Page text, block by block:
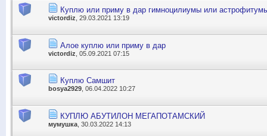
Куплю или приму в дар гимноцилиумы или
victordiz, 29.03.2021 13:19
Алое куплю или приму в дар
victordiz , 05.09.2021 07:15
Куплю Самшит
bosya2929 , 06.04.2022 10:27
КУПЛЮ АБУТИЛОН МЕГАПОТАМСКИЙ
мумушка , 30.03.2022 14:13